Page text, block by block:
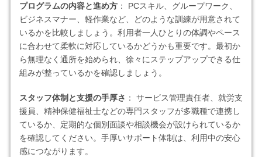
プログラムの内容と進め方： PCスキル、グループワーク、
ビジネスマナー、軽作業など、どのような訓練が用意されて
いるかを比較しましょう。利用者一人ひとりの体調やペース
に合わせて柔軟に対応しているかどうかも重要です。最初か
ら無理なく通所を始められ、徐々にステップアップできる仕
組みが整っているかを確認しましょう。
スタッフ体制と支援の手厚さ ： サービス管理責任者、就労支
援員、精神保健福祉士などの専門スタッフが多職種で連携し
ているか、定期的な個別面談や相談機会が設けられているか
を確認してください。手厚いサポート体制は、利用中の安心
感につながります。